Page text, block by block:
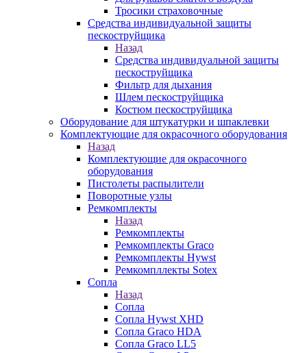
Тросики страховочные
Средства индивидуальной защиты
пескоструйщика
Назад
Средства индивидуальной защиты
пескоструйщика
Фильтр для дыхания
Шлем пескоструйщика
Костюм пескоструйщика
Оборудование для штукатурки и шпаклевки
Комплектующие для окрасочного оборудования
Назад
Комплектующие для окрасочного
оборудования
Пистолеты распылители
Поворотные узлы
Ремкомплекты
Назад
Ремкомплекты
Ремкомплекты Graco
Ремкомплекты Hywst
Ремкомпллекты Sotex
Сопла
Назад
Сопла
Сопла Hywst XHD
Сопла Graco HDA
Сопла Graco LL5